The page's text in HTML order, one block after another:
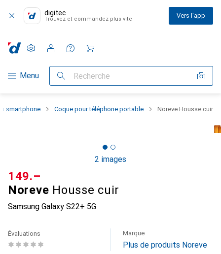
digitec
Trouvez et commandez plus vite Vers l'app
Navigation par catégorie
Menu Recherche
Paramètres
Compte client
Listes de comparaison
Listes d'envies
Panier
smartphone Coque pour téléphone portable Noreve Housse cuir
2 images
Noreve Housse cuir
Samsung Galaxy S22+ 5G
CHF
149.–
Évaluations Marque
Plus de produits Noreve